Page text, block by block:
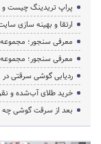
پراپ تریدینگ چیست و
ارتقا و بهینه سازی
معرفی سنجور؛
معرفی سنجور؛
ردیابی گوشی سرقتی
خرید طلای آب‌شده و
بعد از سرقت گوشی چه